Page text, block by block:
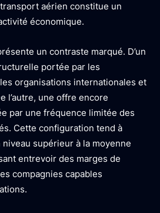
aérien constitue un
économique.
un contraste marqué. D’un
portée par les
organisations internationales et
l’autre, une offre encore
par une fréquence limitée des
Cette configuration tend à
supérieur à la moyenne
entrevoir des marges de
compagnies capables